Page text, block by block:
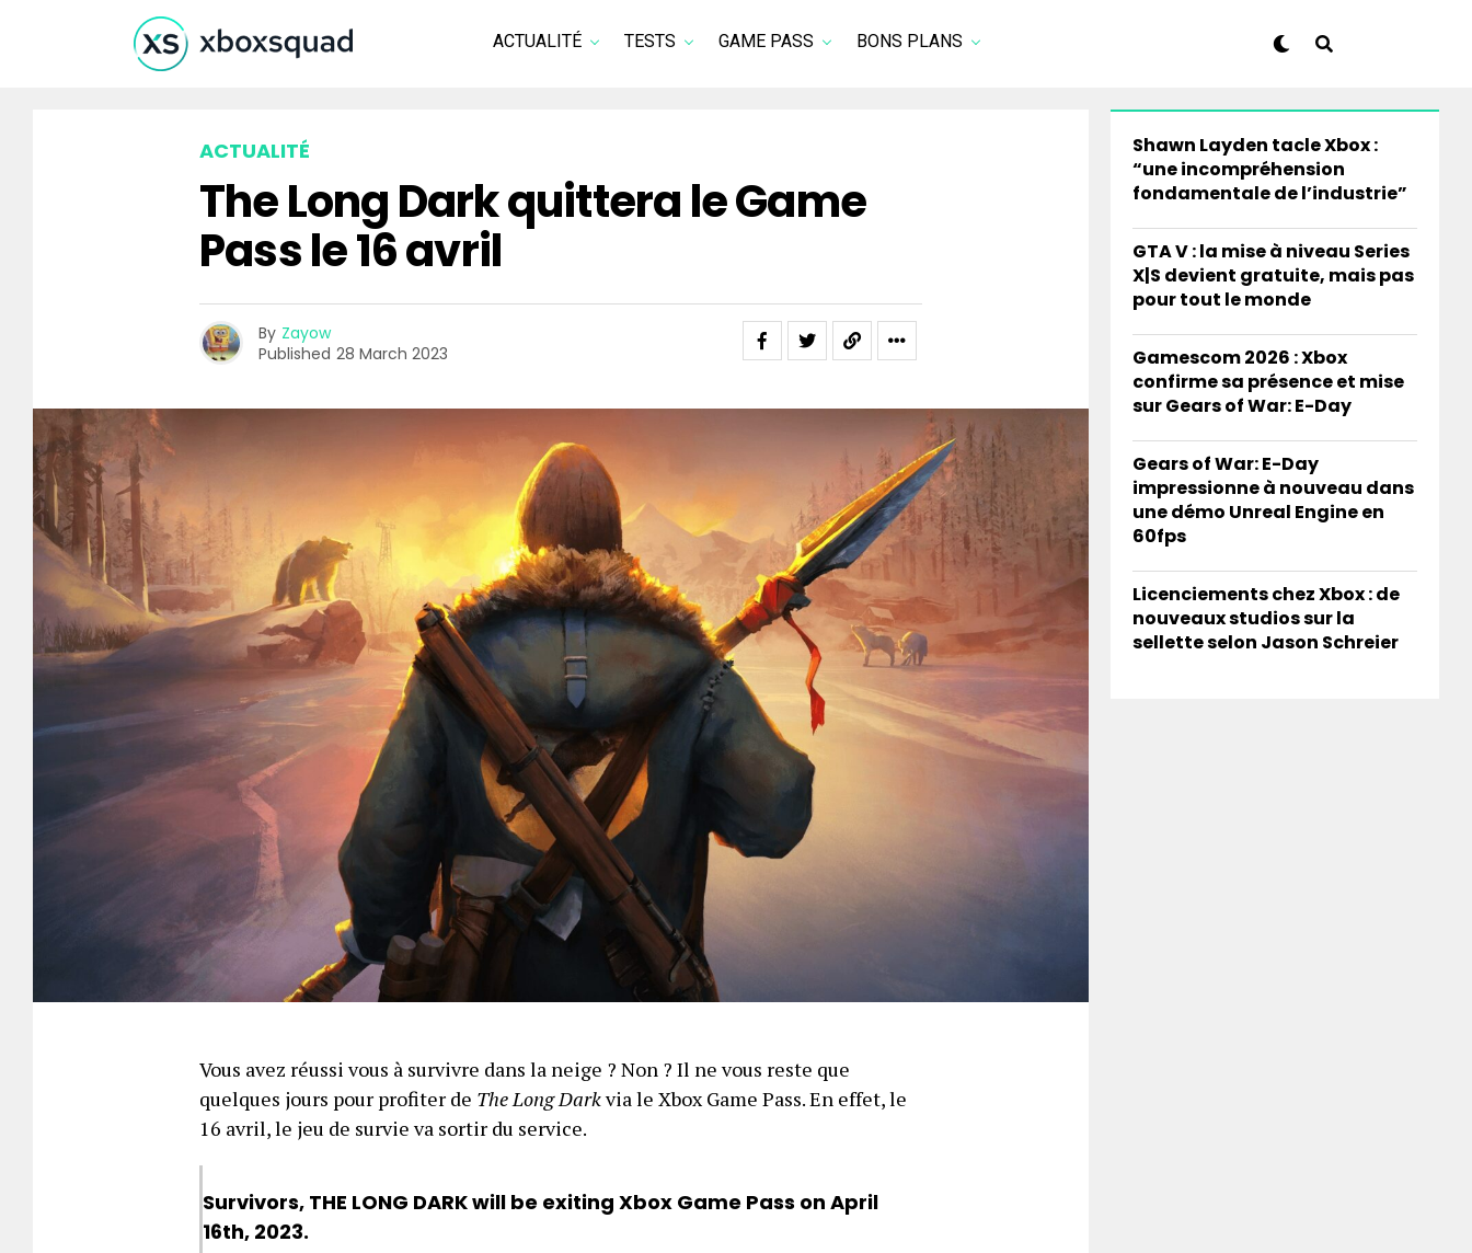
ACTUALITÉ TESTS GAME PASS BONS PLANS
ACTUALITÉ
The Long Dark quittera le Game
Pass le 16 avril
By Zayow
Published 28 March 2023
Vous avez réussi vous à survivre dans la neige ? Non ? Il ne vous reste que
quelques jours pour profiter de The Long Darkvia le Xbox Game Pass. En effet, le
16 avril, le jeu de survie va sortir du service.
Survivors, THE LONG DARK will be exiting Xbox Game Pass on April
16th, 2023.
Shawn Layden tacle Xbox :
“une incompréhension
fondamentale de l’industrie”
GTA V : la mise à niveau Series
X|S devient gratuite, mais pas
pour tout le monde
Gamescom 2026 : Xbox
confirme sa présence et mise
sur Gears of War: E-Day
Gears of War: E-Day
impressionne à nouveau dans
une démo Unreal Engine en
60fps
Licenciements chez Xbox : de
nouveaux studios sur la
sellette selon Jason Schreier